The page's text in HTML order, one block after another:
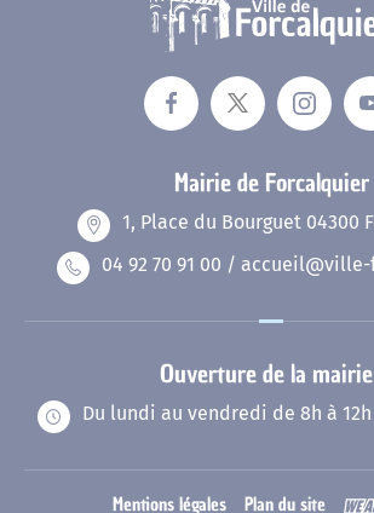
Mairie de Forcalquier
1, Place du Bourguet 04300
04 92 70 91 00 /
Ouverture de la
Du lundi au vendredi de 8h à 12h
Mentions légales Plan du site